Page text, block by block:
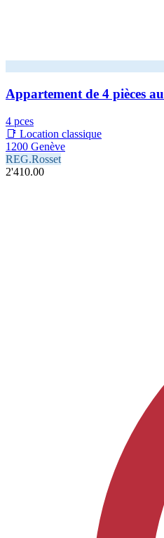
Appartement de 4 pièces
4 pces
📑 Location classique
1200 Genève
REG.Rosset
2'410.00